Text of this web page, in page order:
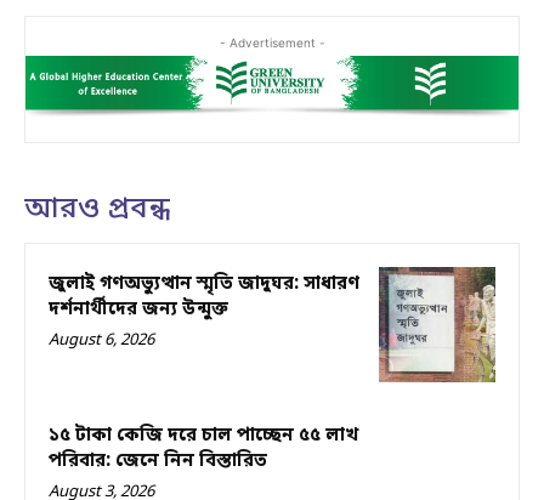
- Advertisement -
আরও প্রবন্ধ
জুলাই গণঅভ্যুত্থান স্মৃতি জাদুঘর: সাধারণ
দর্শনার্থীদের জন্য উন্মুক্ত
August 6, 2026
১৫ টাকা কেজি দরে চাল পাচ্ছেন ৫৫ লাখ
পরিবার: জেনে নিন বিস্তারিত
August 3, 2026